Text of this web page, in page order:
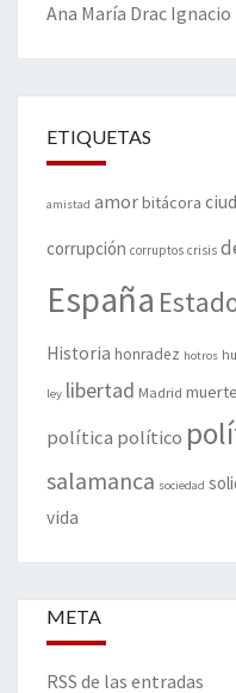
Ana María Drac Ignacio
ETIQUETAS
amistad amorbitácora
corrupción corruptos crisis
España
Historia honradez hotros
ley libertad Madrid muerte
política político
salamanca sociedad
vida
META
RSS de las entradas